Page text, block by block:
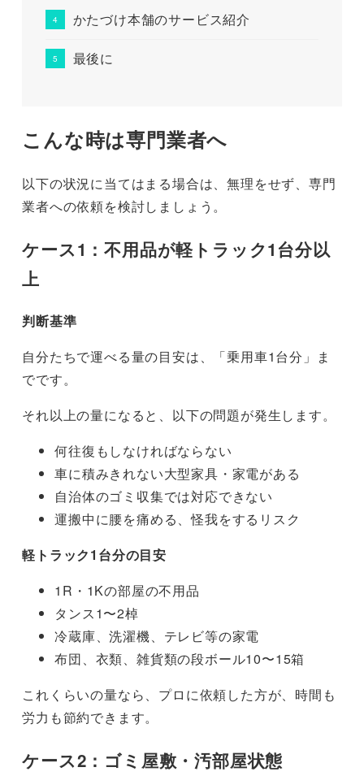
かたづけ本舗のサービス紹介
最後に
こんな時は専門業者へ
以下の状況に当てはまる場合は、無理をせず、専門
業者への依頼を検討しましょう。
ケース1：不用品が軽トラック1台分以
上
判断基準
自分たちで運べる量の目安は、「乗用車1台分」ま
でです。
それ以上の量になると、以下の問題が発生します。
何往復もしなければならない
車に積みきれない大型家具・家電がある
自治体のゴミ収集では対応できない
運搬中に腰を痛める、怪我をするリスク
軽トラック1台分の目安
1R・1Kの部屋の不用品
タンス1〜2棹
冷蔵庫、洗濯機、テレビ等の家電
布団、衣類、雑貨類の段ボール10〜15箱
これくらいの量なら、プロに依頼した方が、時間も
労力も節約できます。
ケース2：ゴミ屋敷・汚部屋状態